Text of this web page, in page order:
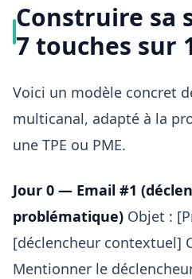
Construire sa
7 touches sur
Voici un modèle concret
multicanal, adapté à la
une TPE ou PME.
Jour 0 — Email #1
problématique) Objet :
[déclencheur contextuel]
Mentionner le